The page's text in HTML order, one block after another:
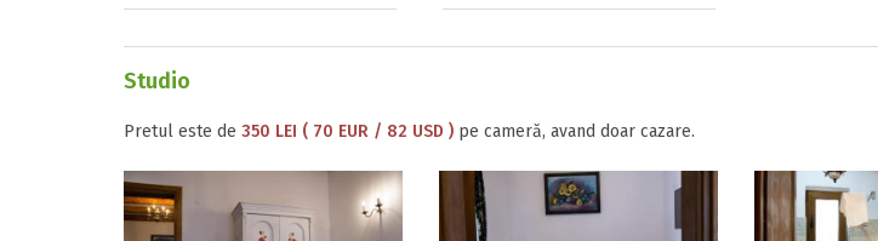
Studio
Pretul este de 350 LEI ( 70 EUR / 82 USD ) pe cameră, avand doar cazare.